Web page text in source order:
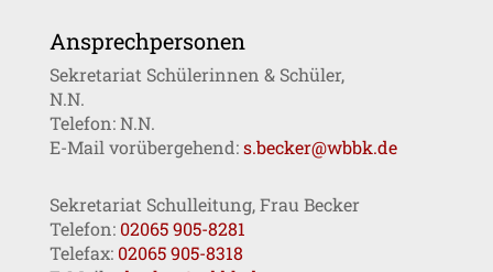
Ansprechpersonen
Sekretariat Schülerinnen & Schüler,
N.N.
Telefon: N.N.
E-Mail vorübergehend:s.becker@wbbk.de
Sekretariat Schulleitung, Frau Becker
Telefon: 02065 905-8281
Telefax: 02065 905-8318